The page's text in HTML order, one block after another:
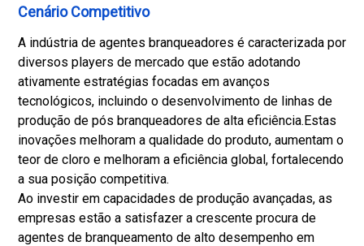
Cenário Competitivo
A indústria de agentes branqueadores é caracterizada por
diversos players de mercado que estão adotando
ativamente estratégias focadas em avanços
tecnológicos, incluindo o desenvolvimento de linhas de
produção de pós branqueadores de alta eficiência.Estas
inovações melhoram a qualidade do produto, aumentam o
teor de cloro e melhoram a eficiência global, fortalecendo
a sua posição competitiva.
Ao investir em capacidades de produção avançadas, as
empresas estão a satisfazer a crescente procura de
agentes de branqueamento de alto desempenho em